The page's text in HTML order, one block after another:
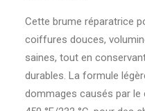
Cette brume réparatrice
coiffures douces,
saines, tout en
durables. La formule
dommages causés par le